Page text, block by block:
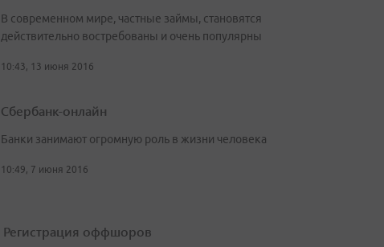
В современном мире, частные займы, становятся
действительно востребованы и очень популярны
10:43, 13 июня 2016
Сбербанк-онлайн
Банки занимают огромную роль в жизни человека
10:49, 7 июня 2016
Регистрация оффшоров